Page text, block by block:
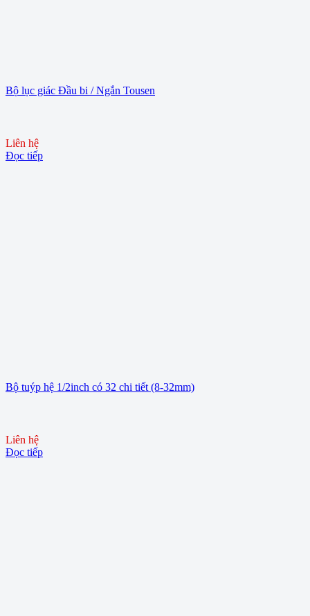
Bộ lục giác Đầu bi / Ngắn Tousen
Liên hệ
Đọc tiếp
Bộ tuýp hệ 1/2inch có 32 chi tiết (8-32mm)
Liên hệ
Đọc tiếp